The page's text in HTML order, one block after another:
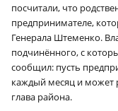
посчитали, что
предпринимателе,
Генерала Штеменко.
подчинённого, с
сообщил: пусть
каждый месяц и может
глава района.